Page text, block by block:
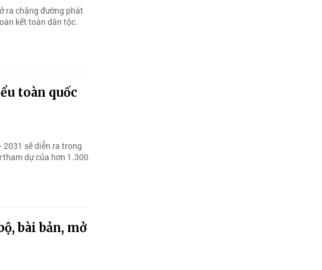
ra chặng đường phát
kết toàn dân tộc.
toàn quốc
sẽ diễn ra trong
dự của hơn 1.300
bài bản, mở